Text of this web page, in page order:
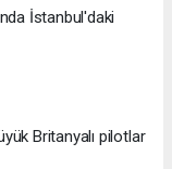
İstanbul'daki
Britanyalı pilotlar